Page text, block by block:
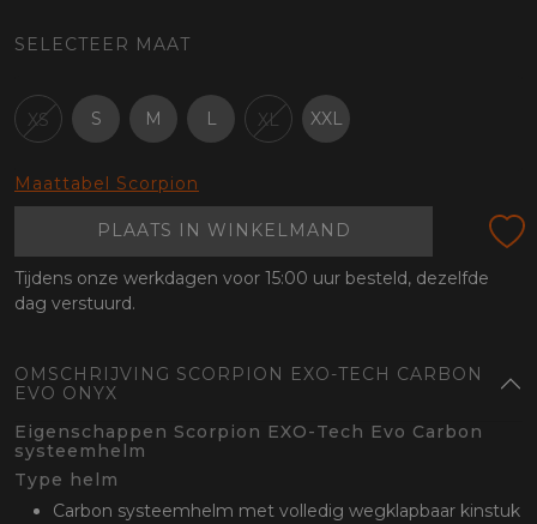
SELECTEER MAAT
XS S M L XL XXL
Maattabel Scorpion
PLAATS IN WINKELMAND
Tijdens onze werkdagen voor 15:00 uur besteld, dezelfde
dag verstuurd.
OMSCHRIJVING SCORPION EXO-TECH CARBON
EVO ONYX
Eigenschappen Scorpion EXO-Tech Evo Carbon
systeemhelm
Type helm
Carbon systeemhelm met volledig wegklapbaar kinstuk